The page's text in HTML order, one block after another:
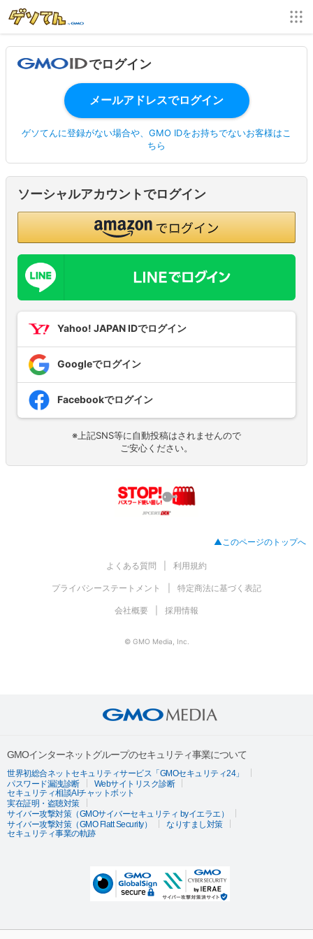
でログイン
ゲソてんに登録がない場合や、GMO IDをお持ちでないお客様はこ
ちら
ソーシャルアカウントでログイン
Yahoo! JAPAN IDでログイン
Googleでログイン
Facebookでログイン
※上記SNS等に自動投稿はされませんので
ご安心ください。
▲このページのトップへ
よくある質問 利用規約
プライバシーステートメント 特定商法に基づく表記
会社概要 採用情報
© GMO Media, Inc.
GMOインターネットグループのセキュリティ事業について
世界初総合ネットセキュリティサービス「GMOセキュリティ24」
パスワード漏洩診断
Webサイトリスク診断
セキュリティ相談AIチャットボット
実在証明・盗聴対策
サイバー攻撃対策（GMOサイバーセキュリティ byイエラエ）
サイバー攻撃対策（GMO Flatt Security）
なりすまし対策
セキュリティ事業の軌跡